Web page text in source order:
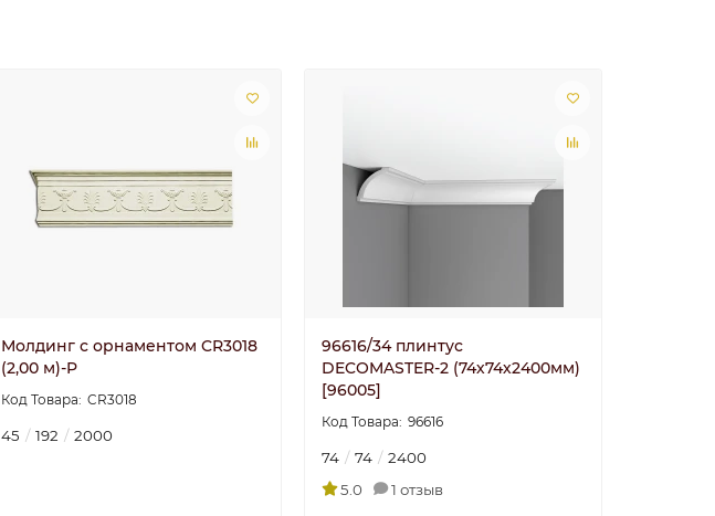
Молдинг с орнаментом CR3018
(2,00 м)-P
CR3018
45 192 2000
96616/34 плинтус
DECOMASTER-2 (74х74х2400мм)
[96005]
96616
74 74
2400
5.0
1 отзыв